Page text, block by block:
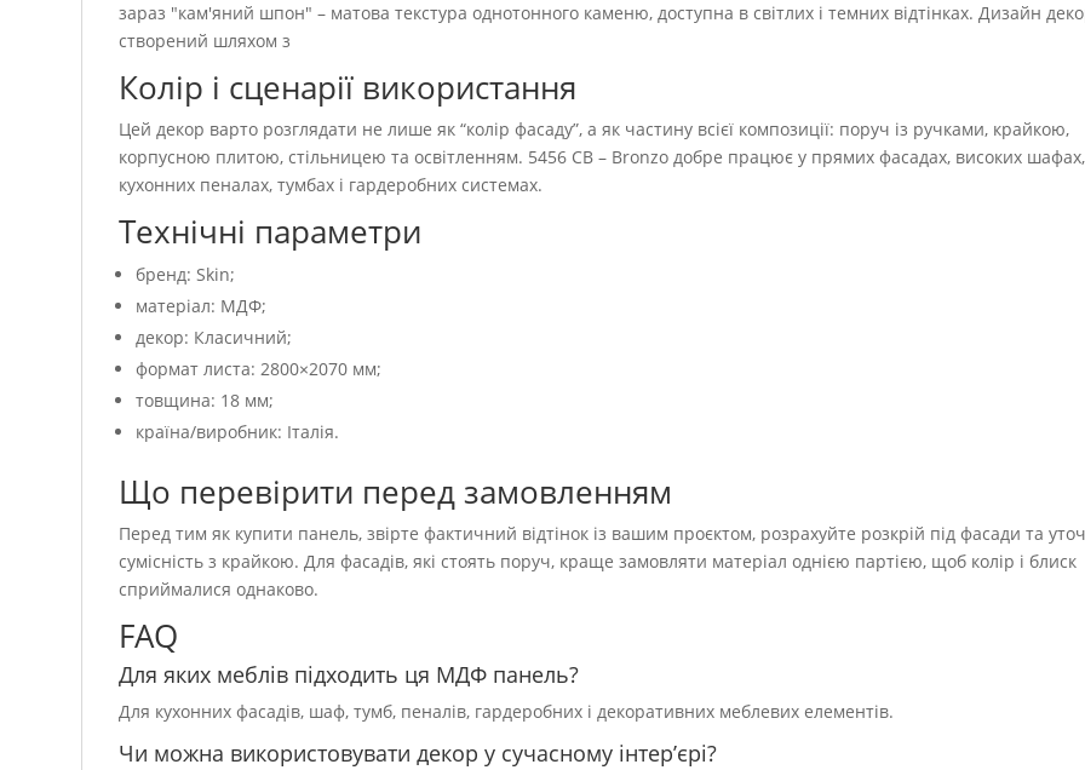
зараз "кам'яний шпон" – матова текстура однотонного каменю, доступна в світлих і темних відтінках. Дизайн
створений шляхом з
Колір і сценарії використання
Цей декор варто розглядати не лише як “колір фасаду”, а як частину всієї композиції: поруч із ручками, крайкою,
корпусною плитою, стільницею та освітленням. 5456 CB – Bronzo добре працює у прямих фасадах, високих шафах,
кухонних пеналах, тумбах і гардеробних системах.
Технічні параметри
бренд: Skin;
матеріал: МДФ;
декор: Класичний;
формат листа: 2800×2070 мм;
товщина: 18 мм;
країна/виробник: Італія.
Що перевірити перед замовленням
Перед тим як купити панель, звірте фактичний відтінок із вашим проєктом, розрахуйте розкрій під фасади та
сумісність з крайкою. Для фасадів, які стоять поруч, краще замовляти матеріал однією партією, щоб колір і блиск
сприймалися однаково.
FAQ
Для яких меблів підходить ця МДФ панель?
Для кухонних фасадів, шаф, тумб, пеналів, гардеробних і декоративних меблевих елементів.
Чи можна використовувати декор у сучасному інтер’єрі?